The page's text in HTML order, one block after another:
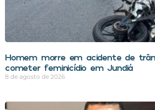
Homem morre em acidente de
cometer feminicídio em Jundiá
8 de agosto de 2026